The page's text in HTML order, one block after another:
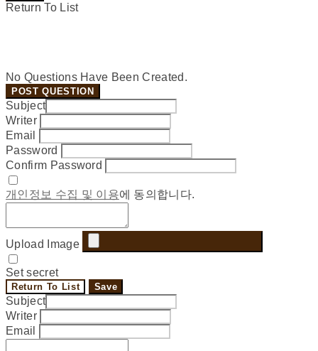
Return To List
No Questions Have Been Created.
POST QUESTION
Subject
Writer
Email
Password
Confirm Password
개인정보 수집 및 이용에 동의합니다.
Upload Image
Set secret
Return To List Save
Subject
Writer
Email